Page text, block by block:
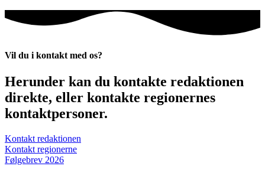
Vil du i kontakt med os?
Herunder kan du kontakte redaktionen
direkte, eller kontakte regionernes
kontaktpersoner.
Kontakt redaktionen
Kontakt regionerne
Følgebrev 2026